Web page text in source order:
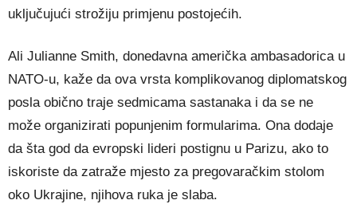
uključujući strožiju primjenu postojećih.
Ali Julianne Smith, donedavna američka ambasadorica u
NATO-u, kaže da ova vrsta komplikovanog diplomatskog
posla obično traje sedmicama sastanaka i da se ne
može organizirati popunjenim formularima. Ona dodaje
da šta god da evropski lideri postignu u Parizu, ako to
iskoriste da zatraže mjesto za pregovaračkim stolom
oko Ukrajine, njihova ruka je slaba.